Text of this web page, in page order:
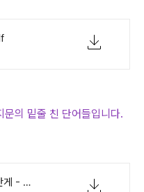
의 밑줄 친 단어들입니다.
고2 2025년 10월 한줄해석 0단게 - 단어연습.pdf